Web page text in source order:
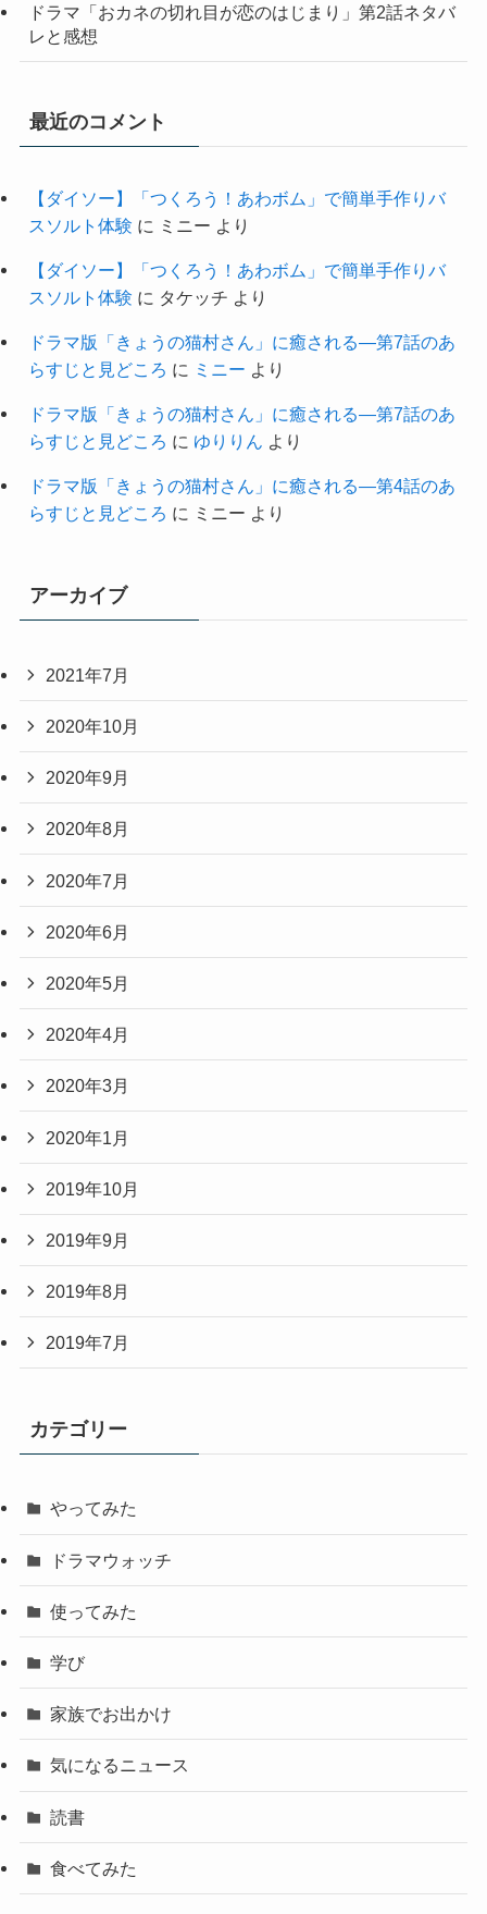
ドラマ「おカネの切れ目が恋のはじまり」第2話ネタバ
レと感想
最近のコメント
【ダイソー】「つくろう！あわボム」で簡単手作りバ
スソルト体験 に ミニー より
【ダイソー】「つくろう！あわボム」で簡単手作りバ
スソルト体験 に タケッチ より
ドラマ版「きょうの猫村さん」に癒される―第7話のあ
らすじと見どころ に ミニー より
ドラマ版「きょうの猫村さん」に癒される―第7話のあ
らすじと見どころ に ゆりりん より
ドラマ版「きょうの猫村さん」に癒される―第4話のあ
らすじと見どころ に ミニー より
アーカイブ
2021年7月
2020年10月
2020年9月
2020年8月
2020年7月
2020年6月
2020年5月
2020年4月
2020年3月
2020年1月
2019年10月
2019年9月
2019年8月
2019年7月
カテゴリー
やってみた
ドラマウォッチ
使ってみた
学び
家族でお出かけ
気になるニュース
読書
食べてみた